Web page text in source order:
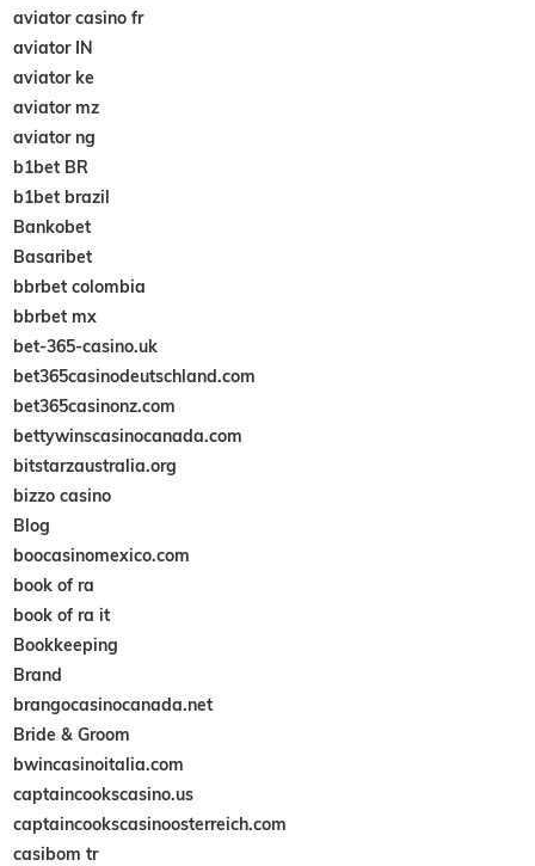
aviator casino fr
aviator IN
aviator ke
aviator mz
aviator ng
b1bet BR
b1bet brazil
Bankobet
Basaribet
bbrbet colombia
bbrbet mx
bet-365-casino.uk
bet365casinodeutschland.com
bet365casinonz.com
bettywinscasinocanada.com
bitstarzaustralia.org
bizzo casino
Blog
boocasinomexico.com
book of ra
book of ra it
Bookkeeping
Brand
brangocasinocanada.net
Bride & Groom
bwincasinoitalia.com
captaincookscasino.us
captaincookscasinoosterreich.com
casibom tr